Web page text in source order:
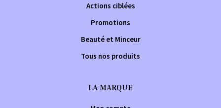
Actions ciblées
Promotions
Beauté et Minceur
Tous nos produits
LA MARQUE